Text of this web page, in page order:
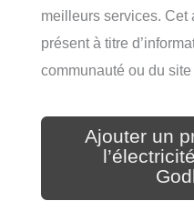
meilleurs services. Cet
présent à titre
communauté ou du
Ajouter un